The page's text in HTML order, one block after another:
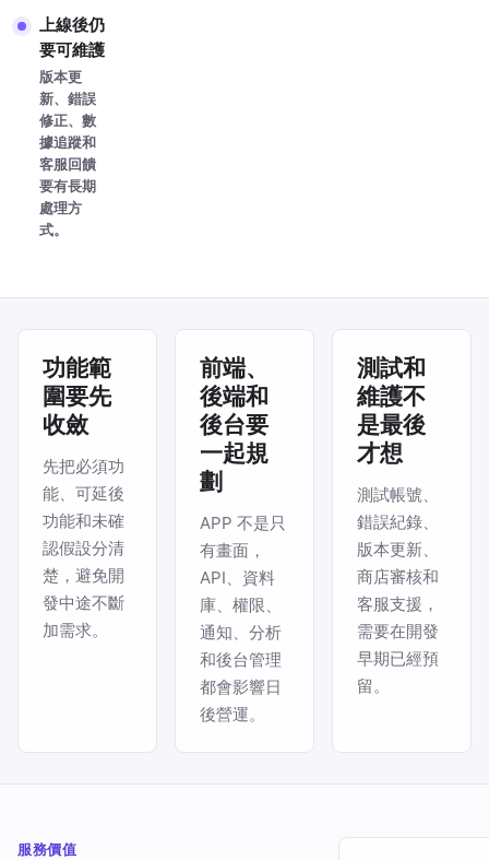
上線後仍
要可維護
版本更
新、錯誤
修正、數
據追蹤和
客服回饋
要有長期
處理方
式。
功能範
圍要先
收斂
先把必須功
能、可延後
功能和未確
認假設分清
楚，避免開
發中途不斷
加需求。
前端、
後端和
後台要
一起規
劃
APP 不是只
有畫面，
API、資料
庫、權限、
通知、分析
和後台管理
都會影響日
後營運。
測試和
維護不
是最後
才想
測試帳號、
錯誤紀錄、
版本更新、
商店審核和
客服支援，
需要在開發
早期已經預
留。
服務價值